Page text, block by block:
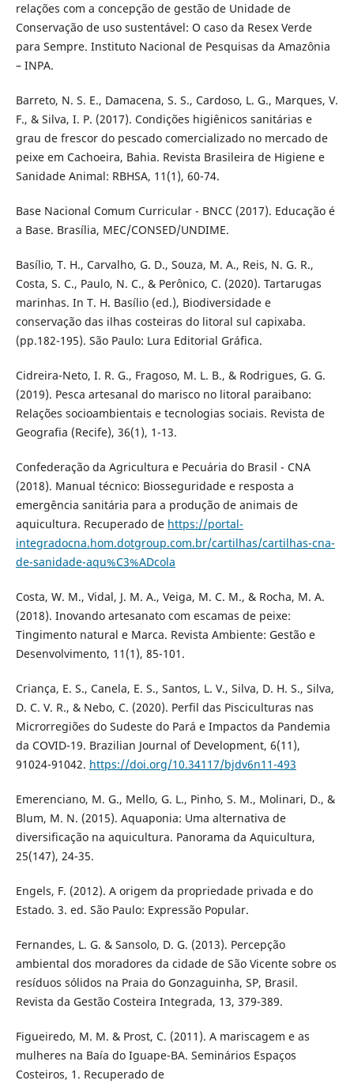
relações com a concepção de gestão de Unidade de
Conservação de uso sustentável: O caso da Resex Verde
para Sempre. Instituto Nacional de Pesquisas da Amazônia
– INPA.
Barreto, N. S. E., Damacena, S. S., Cardoso, L. G., Marques, V.
F., & Silva, I. P. (2017). Condições higiênicos sanitárias e
grau de frescor do pescado comercializado no mercado de
peixe em Cachoeira, Bahia. Revista Brasileira de Higiene e
Sanidade Animal: RBHSA, 11(1), 60-74.
Base Nacional Comum Curricular - BNCC (2017). Educação é
a Base. Brasília, MEC/CONSED/UNDIME.
Basílio, T. H., Carvalho, G. D., Souza, M. A., Reis, N. G. R.,
Costa, S. C., Paulo, N. C., & Perônico, C. (2020). Tartarugas
marinhas. In T. H. Basílio (ed.), Biodiversidade e
conservação das ilhas costeiras do litoral sul capixaba.
(pp.182-195). São Paulo: Lura Editorial Gráfica.
Cidreira-Neto, I. R. G., Fragoso, M. L. B., & Rodrigues, G. G.
(2019). Pesca artesanal do marisco no litoral paraibano:
Relações socioambientais e tecnologias sociais. Revista de
Geografia (Recife), 36(1), 1-13.
Confederação da Agricultura e Pecuária do Brasil - CNA
(2018). Manual técnico: Biosseguridade e resposta a
emergência sanitária para a produção de animais de
aquicultura. Recuperado de https://portal-
integradocna.hom.dotgroup.com.br/cartilhas/cartilhas-cna-
de-sanidade-aqu%C3%ADcola
Costa, W. M., Vidal, J. M. A., Veiga, M. C. M., & Rocha, M. A.
(2018). Inovando artesanato com escamas de peixe:
Tingimento natural e Marca. Revista Ambiente: Gestão e
Desenvolvimento, 11(1), 85-101.
Criança, E. S., Canela, E. S., Santos, L. V., Silva, D. H. S., Silva,
D. C. V. R., & Nebo, C. (2020). Perfil das Pisciculturas nas
Microrregiões do Sudeste do Pará e Impactos da Pandemia
da COVID-19. Brazilian Journal of Development, 6(11),
91024-91042. https://doi.org/10.34117/bjdv6n11-493
Emerenciano, M. G., Mello, G. L., Pinho, S. M., Molinari, D., &
Blum, M. N. (2015). Aquaponia: Uma alternativa de
diversificação na aquicultura. Panorama da Aquicultura,
25(147), 24-35.
Engels, F. (2012). A origem da propriedade privada e do
Estado. 3. ed. São Paulo: Expressão Popular.
Fernandes, L. G. & Sansolo, D. G. (2013). Percepção
ambiental dos moradores da cidade de São Vicente sobre os
resíduos sólidos na Praia do Gonzaguinha, SP, Brasil.
Revista da Gestão Costeira Integrada, 13, 379-389.
Figueiredo, M. M. & Prost, C. (2011). A mariscagem e as
mulheres na Baía do Iguape-BA. Seminários Espaços
Costeiros, 1. Recuperado de